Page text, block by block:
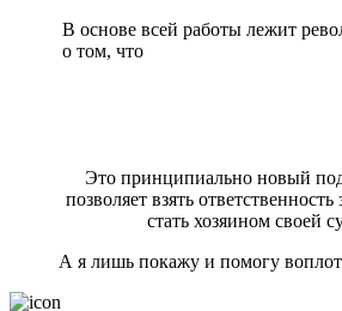
В основе всей работы лежит
о том, что
Это принципиально новый
позволяет взять
стать хозяином своей
А я лишь покажу и помогу